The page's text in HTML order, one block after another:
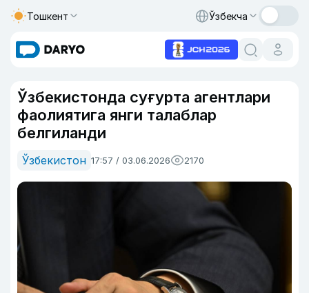
Тошкент Ўзбекча
Ўзбекистонда суғурта агентлари
фаолиятига янги талаблар
белгиланди
Ўзбекистон 17:57 / 03.06.2026 2170